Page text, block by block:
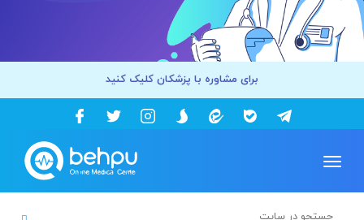
برای مشاوره با پزشکان کلیک کنید
Toggle